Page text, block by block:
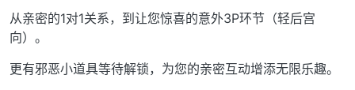
从亲密的1对1关系，到让您惊喜的意外3P环节（轻后宫
向）。
更有邪恶⼩道具等待解锁，为您的亲密互动增添⽆限乐趣。